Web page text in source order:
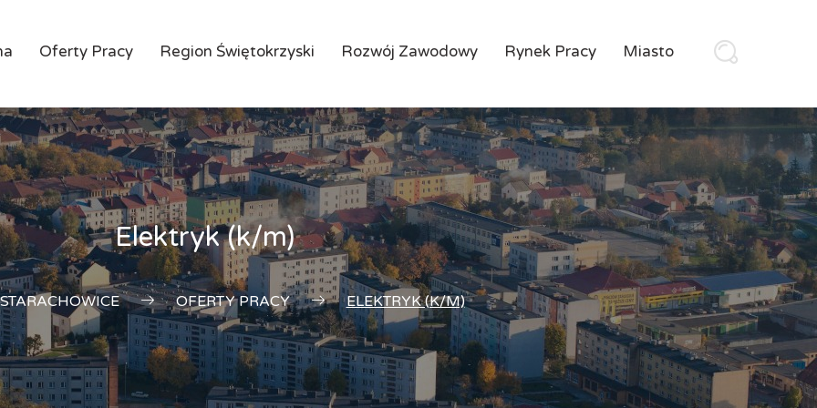
Oferty Pracy Region Świętokrzyski Rozwój Zawodowy Rynek Pracy Miasto
Elektryk (k/m)
OFERTY PRACY ELEKTRYK (K/M)